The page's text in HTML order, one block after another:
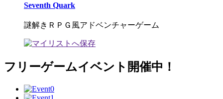
Seventh Quark
謎解きＲＰＧ風アドベンチャーゲーム
フリーゲームイベント開催中！